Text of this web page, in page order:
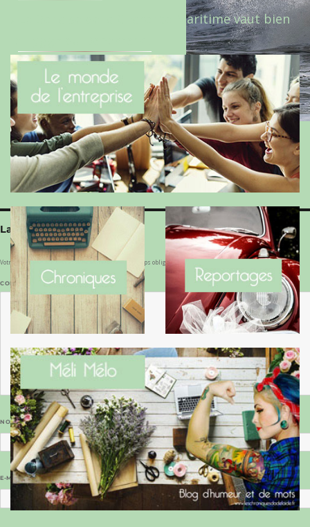
Laisser un commentaire
Votre adresse e-mail ne sera pas publiée.Les champs obligatoires sont indiqués avec
COMMENTAIRE*
NOM*
E-MAIL*
Le Benaise de la Charente-Maritime vaut bien